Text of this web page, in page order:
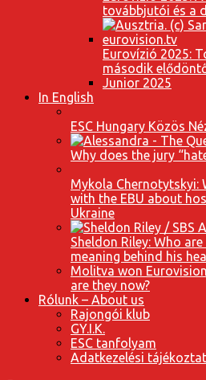
továbbjutói és a
Eurovízió 2025:
második
Junior 2025
In English
ESC Hungary Közös
Why does the jury
Mykola Chernotytskyi:
with the EBU about
Ukraine
Sheldon Riley: Who
meaning behind his
Molitva won
are they now?
Rólunk – About us
Rajongói klub
GY.I.K.
ESC tanfolyam
Adatkezelési